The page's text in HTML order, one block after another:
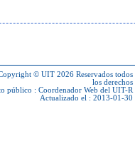
© UIT 2026 Reservados todos
los derechos
público : Coordenador Web del UIT-R
Actualizado el : 2013-01-30